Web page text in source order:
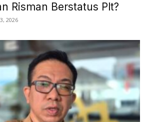
Risman Berstatus Plt?
2026